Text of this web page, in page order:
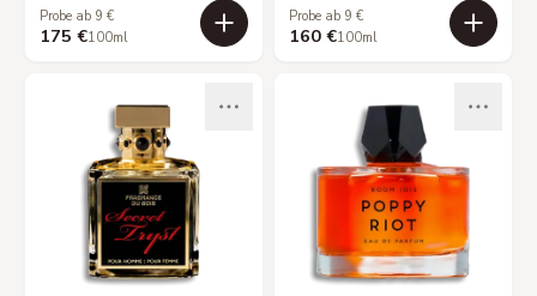
Probe ab 9 €
175 €100ml
Probe ab 9 €
160 €100ml